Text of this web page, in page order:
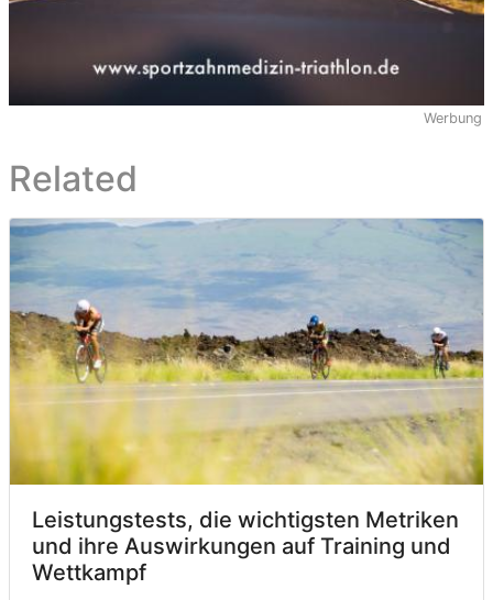
Werbung
Related
Leistungstests, die wichtigsten Metriken
und ihre Auswirkungen auf Training und
Wettkampf